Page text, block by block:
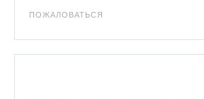
ПОЖАЛОВАТЬСЯ